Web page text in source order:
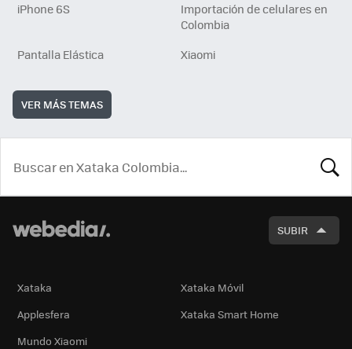
iPhone 6S
Importación de celulares en
Colombia
Pantalla Elástica
Xiaomi
VER MÁS TEMAS
SUBIR
Xataka
Xataka Móvil
Applesfera
Xataka Smart Home
Mundo Xiaomi